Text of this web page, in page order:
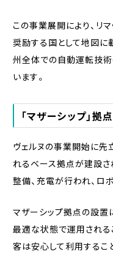
この事業展開により、リ
奨励する国として地図に
州全体での自動運転技
います。
「マザーシップ」拠
ヴェルヌの事業開始に先
れるベース拠点が建設さ
整備、充電が行われ、ロ
マザーシップ拠点の設置
最適な状態で運用される
客は安心して利用するこ